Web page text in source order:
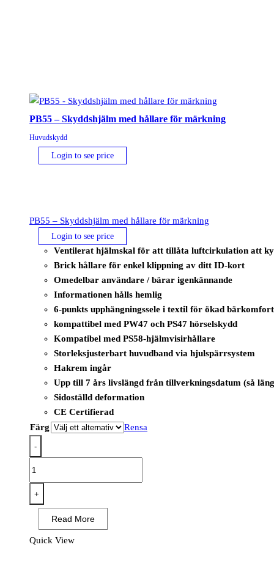
PB55 – Skyddshjälm med hållare för märkning
Huvudskydd
Login to see price
PB55 – Skyddshjälm med hållare för märkning
Login to see price
Ventilerat hjälmskal för att tillåta luftcirkulation att
Brick hållare för enkel klippning av ditt ID-kort
Omedelbar användare / bärar igenkännande
Informationen hålls hemlig
6-punkts upphängningssele i textil för ökad
kompattibel med PW47 och PS47 hörselskydd
Kompatibel med PS58-hjälmvisirhållare
Storleksjusterbart huvudband via hjulspärrsystem
Hakrem ingår
Upp till 7 års livslängd från tillverkningsdatum (så
Sidoställd deformation
CE Certifierad
Färg
Rensa
-
Skyddshjälm
med
hållare
för
+
Read More
Quick View